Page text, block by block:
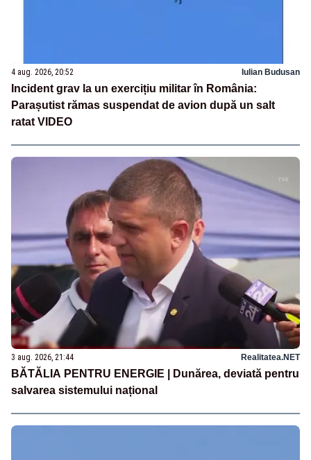
4 aug. 2026, 20:52 Iulian Budusan
Incident grav la un exercițiu militar în România:
Parașutist rămas suspendat de avion după un salt
ratat VIDEO
3 aug. 2026, 21:44 Realitatea.NET
BĂTĂLIA PENTRU ENERGIE | Dunărea, deviată pentru
salvarea sistemului național